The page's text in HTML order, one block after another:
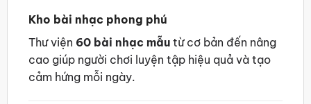
Kho bài nhạc phong phú
Thư viện 60 bài nhạc mẫutừ cơ bản đến nâng
cao giúp người chơi luyện tập hiệu quả và tạo
cảm hứng mỗi ngày.